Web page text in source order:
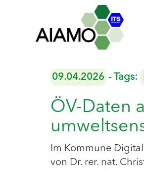
09.04.2026 - Tags:
ÖV-Daten
Im Kommune
von Dr. rer. nat.